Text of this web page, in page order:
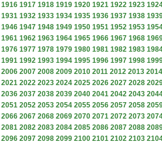
1916 1917 1918 1919 1920 1921 1922 1923
1931 1932 1933 1934 1935 1936 1937 1938
1946 1947 1948 1949 1950 1951 1952 1953
1961 1962 1963 1964 1965 1966 1967 1968
1976 1977 1978 1979 1980 1981 1982 1983
1991 1992 1993 1994 1995 1996 1997 1998
2006 2007 2008 2009 2010 2011 2012 2013 2014
2021 2022 2023 2024 2025 2026 2027 2028
2036 2037 2038 2039 2040 2041 2042 2043
2051 2052 2053 2054 2055 2056 2057 2058
2066 2067 2068 2069 2070 2071 2072 2073
2081 2082 2083 2084 2085 2086 2087 2088
2096 2097 2098 2099 2100 2101 2102 2103